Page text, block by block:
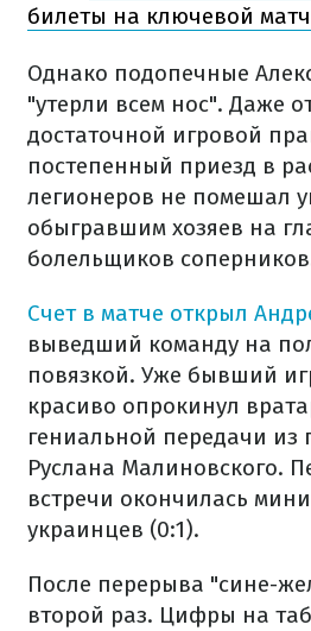
билеты на ключевой
Однако подопечные
"утерли всем нос". Даже
достаточной игровой
постепенный приезд в
легионеров не помешал
обыгравшим хозяев на
болельщиков
Счет в матче открыл
выведший команду на
повязкой. Уже бывший
красиво опрокинул
гениальной передачи из
Руслана Малиновского.
встречи окончилась
украинцев (0:1).
После перерыва "сине-
второй раз. Цифры на